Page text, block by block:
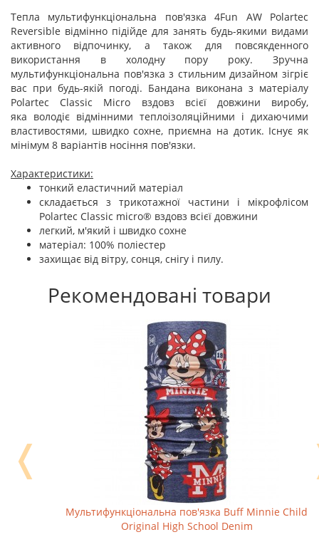
Тепла мультифункціональна пов'язка 4Fun AW Polartec
Reversible відмінно підійде для занять будь-якими видами
активного відпочинку, а також для повсякденного
використання в холодну пору року. Зручна
мультифункціональна пов'язка з стильним дизайном зігріє
вас при будь-якій погоді. Бандана виконана з матеріалу
Polartec Classic Micro вздовз всієї довжини виробу,
яка володіє відмінними теплоізоляційними і дихаючими
властивостями, швидко сохне, приємна на дотик. Існує як
мінімум 8 варіантів носіння пов'язки.
Характеристики:
тонкий еластичний матеріал
складається з трикотажної частини і мікрофлісом
Polartec Classic micro® вздовз всієї довжини
легкий, м'який і швидко сохне
матеріал: 100% поліестер
захищає від вітру, сонця, снігу і пилу.
Рекомендовані товари
Мультифункціональна пов'язка Buff Minnie Child
Original High School Denim
❬